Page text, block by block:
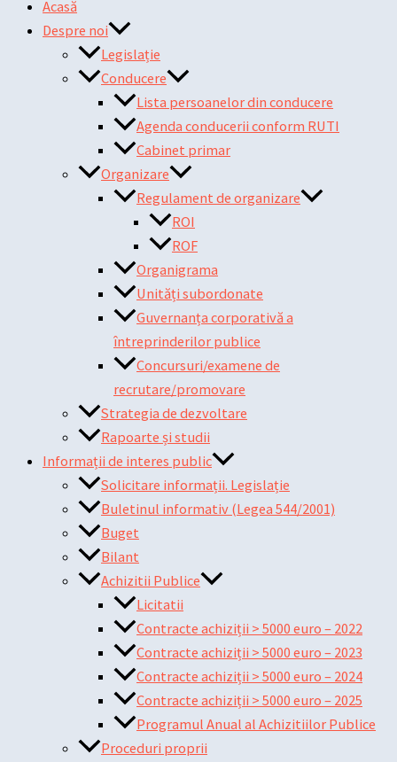
Acasă
Despre noi
Legislație
Conducere
Lista persoanelor din conducere
Agenda conducerii conform RUTI
Cabinet primar
Organizare
Regulament de organizare
ROI
ROF
Organigrama
Unități subordonate
Guvernanța corporativă a
întreprinderilor publice
Concursuri/examene de
recrutare/promovare
Strategia de dezvoltare
Rapoarte și studii
Informații de interes public
Solicitare informații. Legislație
Buletinul informativ (Legea 544/2001)
Buget
Bilant
Achizitii Publice
Licitatii
Contracte achiziții > 5000 euro – 2022
Contracte achiziții > 5000 euro – 2023
Contracte achiziții > 5000 euro – 2024
Contracte achiziții > 5000 euro – 2025
Programul Anual al Achizitiilor Publice
Proceduri proprii